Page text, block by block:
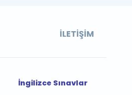
İLETIŞIM
İngilizce Sınavlar